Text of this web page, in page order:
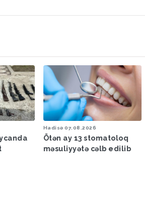
Hadisə 07.08.2026
Ötən ay 13 stomatoloq
məsuliyyətə cəlb edilib